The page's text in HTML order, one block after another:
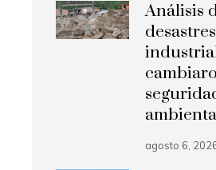
Análisis
desastres
agosto 6,